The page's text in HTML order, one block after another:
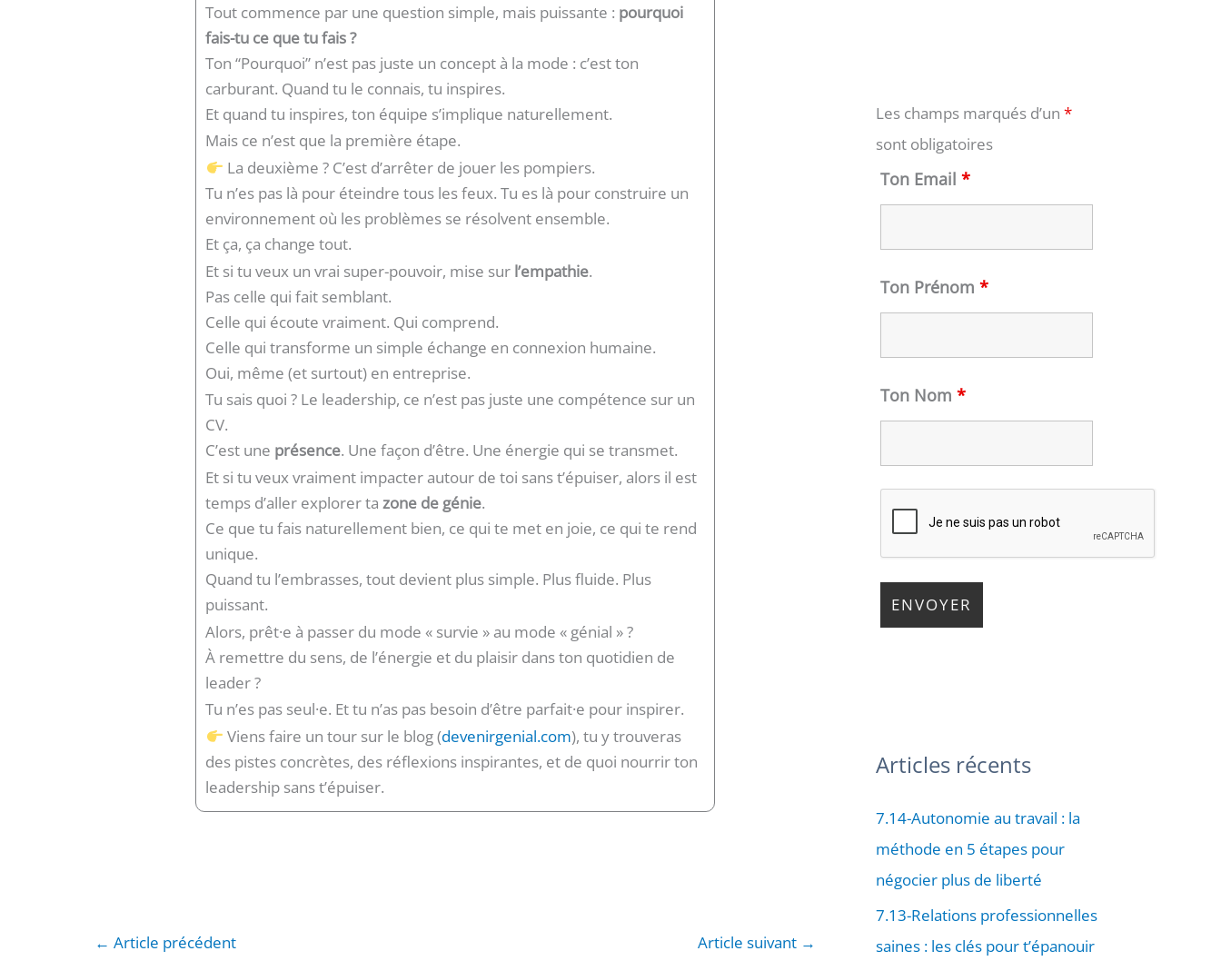
Tout commence par une question simple, mais puissante : pourquoi
fais-tu ce que tu fais ?
Ton “Pourquoi” n’est pas juste un concept à la mode : c’est ton
carburant. Quand tu le connais, tu inspires.
Et quand tu inspires, ton équipe s’implique naturellement.
Mais ce n’est que la première étape.
La deuxième ? C’est d’arrêter de jouer les pompiers.
Tu n’es pas là pour éteindre tous les feux. Tu es là pour construire un
environnement où les problèmes se résolvent ensemble.
Et ça, ça change tout.
Et si tu veux un vrai super-pouvoir, mise sur l’empathie.
Pas celle qui fait semblant.
Celle qui écoute vraiment. Qui comprend.
Celle qui transforme un simple échange en connexion humaine.
Oui, même (et surtout) en entreprise.
Tu sais quoi ? Le leadership, ce n’est pas juste une compétence sur un
CV.
C’est une présence. Une façon d’être. Une énergie qui se transmet.
Et si tu veux vraiment impacter autour de toi sans t’épuiser, alors il est
temps d’aller explorer tazone de génie.
Ce que tu fais naturellement bien, ce qui te met en joie, ce qui te rend
unique.
Quand tu l’embrasses, tout devient plus simple. Plus fluide. Plus
puissant.
Alors, prêt·e à passer du mode « survie » au mode « génial » ?
À remettre du sens, de l’énergie et du plaisir dans ton quotidien de
leader ?
Tu n’es pas seul·e. Et tu n’as pas besoin d’être parfait·e pour inspirer.
Viens faire un tour sur le blog (devenirgenial.com), tu y trouveras
des pistes concrètes, des réflexions inspirantes, et de quoi nourrir ton
leadership sans t’épuiser.
← Article précédent Article suivant →
Les champs marqués d’un *
sont obligatoires
Ton Email *
Ton Prénom *
Ton Nom *
Articles récents
7.14-Autonomie au travail : la
méthode en 5 étapes pour
négocier plus de liberté
7.13-Relations professionnelles
saines : les clés pour t’épanouir